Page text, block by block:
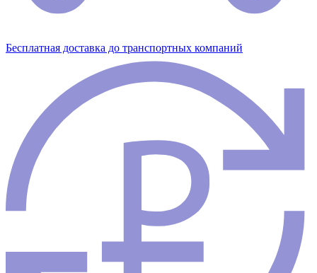
Бесплатная доставка до транспортных компаний